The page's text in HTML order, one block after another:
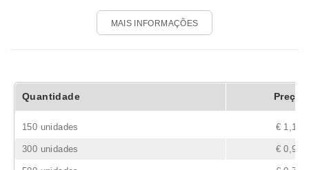
MAIS INFORMAÇÕES
Quantidade Preço
150 unidades € 1,17
300 unidades € 0,90